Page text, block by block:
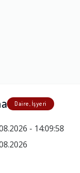
Daire, İşyeri
- 14:09:58